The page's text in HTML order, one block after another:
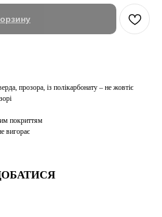
прозора, із полікарбонату – не жовтіє
покриттям
вигорає